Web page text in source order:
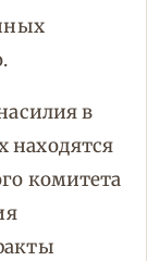
в
находятся
комитета